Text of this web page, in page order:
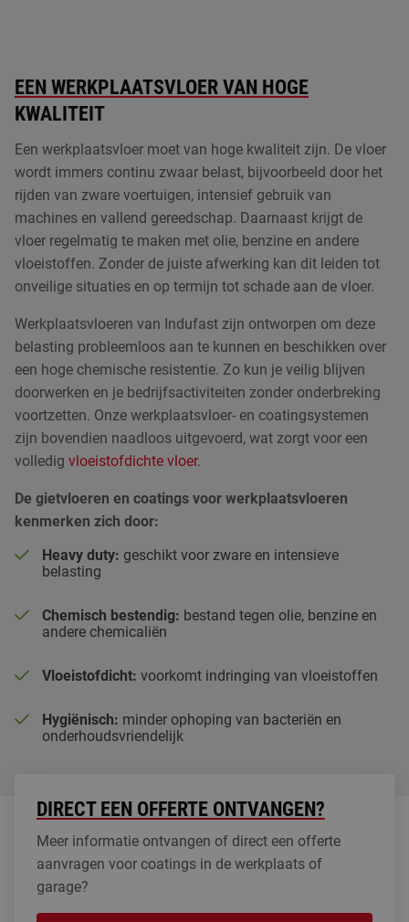
Betonvloer coating
Kunststof plinten
Vloer laten egaliseren
ESD vloeren
EEN WERKPLAATSVLOER VAN HOGE
KWALITEIT
Een werkplaatsvloer moet van hoge kwaliteit zijn. De vloer
wordt immers continu zwaar belast, bijvoorbeeld door het
rijden van zware voertuigen, intensief gebruik van
machines en vallend gereedschap. Daarnaast krijgt de
vloer regelmatig te maken met olie, benzine en andere
vloeistoffen. Zonder de juiste afwerking kan dit leiden tot
onveilige situaties en op termijn tot schade aan de vloer.
Werkplaatsvloeren van Indufast zijn ontworpen om deze
belasting probleemloos aan te kunnen en beschikken over
een hoge chemische resistentie. Zo kun je veilig blijven
doorwerken en je bedrijfsactiviteiten zonder onderbreking
voortzetten. Onze werkplaatsvloer- en coatingsystemen
zijn bovendien naadloos uitgevoerd, wat zorgt voor een
volledig vloeistofdichte vloer.
De gietvloeren en coatings voor werkplaatsvloeren
kenmerken zich door:
Heavy duty: geschikt voor zware en intensieve
belasting
Chemisch bestendig: bestand tegen olie, benzine en
andere chemicaliën
Vloeistofdicht: voorkomt indringing van vloeistoffen
Hygiënisch: minder ophoping van bacteriën en
onderhoudsvriendelijk
DIRECT EEN OFFERTE ONTVANGEN?
Meer informatie ontvangen of direct een offerte
aanvragen voor coatings in de werkplaats of
garage?